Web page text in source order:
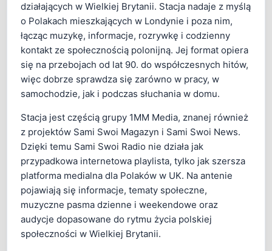
działających w Wielkiej Brytanii. Stacja nadaje z myślą
o Polakach mieszkających w Londynie i poza nim,
łącząc muzykę, informacje, rozrywkę i codzienny
kontakt ze społecznością polonijną. Jej format opiera
się na przebojach od lat 90. do współczesnych hitów,
więc dobrze sprawdza się zarówno w pracy, w
samochodzie, jak i podczas słuchania w domu.
Stacja jest częścią grupy 1MM Media, znanej również
z projektów Sami Swoi Magazyn i Sami Swoi News.
Dzięki temu Sami Swoi Radio nie działa jak
przypadkowa internetowa playlista, tylko jak szersza
platforma medialna dla Polaków w UK. Na antenie
pojawiają się informacje, tematy społeczne,
muzyczne pasma dzienne i weekendowe oraz
audycje dopasowane do rytmu życia polskiej
społeczności w Wielkiej Brytanii.